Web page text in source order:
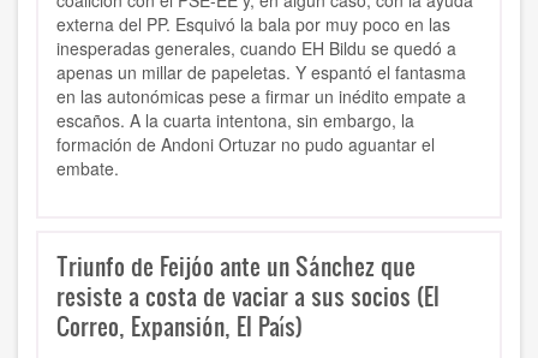
externa del PP. Esquivó la bala por muy poco en las
inesperadas generales, cuando EH Bildu se quedó a
apenas un millar de papeletas. Y espantó el fantasma
en las autonómicas pese a firmar un inédito empate a
escaños. A la cuarta intentona, sin embargo, la
formación de Andoni Ortuzar no pudo aguantar el
embate.
Triunfo de Feijóo ante un Sánchez que
resiste a costa de vaciar a sus socios (El
Correo, Expansión, El País)